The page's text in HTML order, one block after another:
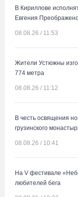
В Кириллове
Евгения
08.08.26 / 11:53
Жители Устюжны
774 метра
08.08.26 / 11:12
В честь освящения
грузинского
08.08.26 / 10:41
На V фестивале
любителей бега